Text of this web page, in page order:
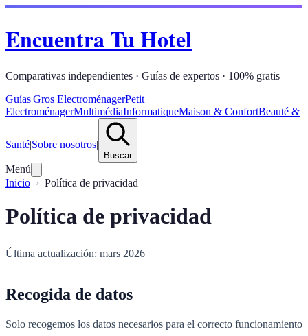
Encuentra Tu Hotel
Comparativas independientes · Guías de expertos · 100% gratis
Guías|Gros ElectroménagerPetit
ElectroménagerMultimédiaInformatiqueMaison & ConfortBeauté &
Santé|Sobre nosotros|
Buscar
Menú
Inicio
Política de privacidad
Política de privacidad
Última actualización: mars 2026
Recogida de datos
Solo recogemos los datos necesarios para el correcto funcionamiento